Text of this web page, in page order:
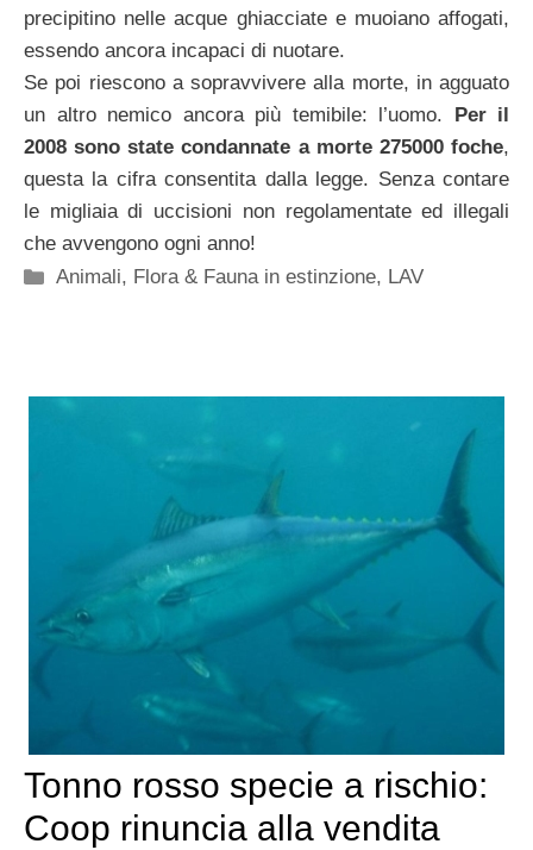
precipitino nelle acque ghiacciate e muoiano affogati,
essendo ancora incapaci di nuotare.
Se poi riescono a sopravvivere alla morte, in agguato
un altro nemico ancora più temibile: l’uomo.
Per il
2008 sono state condannate a morte 275000 foche,
questa la cifra consentita dalla legge. Senza contare
le migliaia di uccisioni non regolamentate ed illegali
che avvengono ogni anno!
Categorie
Animali, Flora & Fauna in estinzione, LAV
Tonno rosso specie a rischio:
Coop rinuncia alla vendita